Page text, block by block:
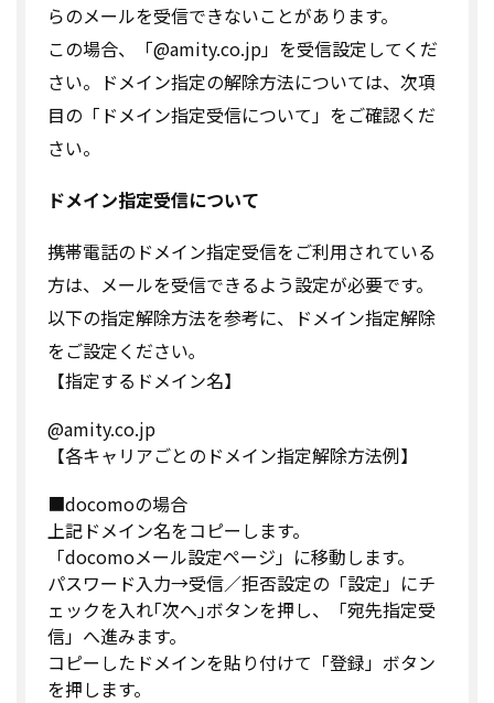
らのメールを受信できないことがあります。
この場合、「@amity.co.jp」を受信設定してくだ
さい。ドメイン指定の解除方法については、次項
目の「ドメイン指定受信について」をご確認くだ
さい。
ドメイン指定受信について
携帯電話のドメイン指定受信をご利用されている
方は、メールを受信できるよう設定が必要です。
以下の指定解除方法を参考に、ドメイン指定解除
をご設定ください｡
【指定するドメイン名】
@amity.co.jp
【各キャリアごとのドメイン指定解除方法例】
■docomoの場合
上記ドメイン名をコピーします。
「docomoメール設定ページ」に移動します。
パスワード入力→受信／拒否設定の「設定」にチ
ェックを入れ｢次へ｣ボタンを押し、「宛先指定受
信」へ進みます。
コピーしたドメインを貼り付けて「登録」ボタン
を押します。